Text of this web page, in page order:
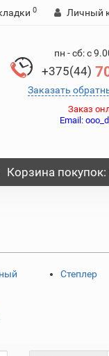
0 Личный
пн - сб: с
+375(44)
Заказать
Заказ
Email:
Корзинапокупок:
Степлер